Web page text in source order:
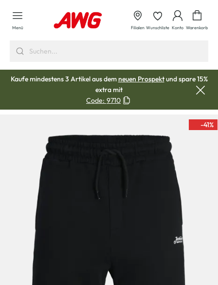
springen
Menü Filialen Wunschliste Konto Warenkorb
Kaufe mindestens 3 Artikel aus demneuen Prospektund spare 15%
extra mit
Code: 9710
-41%